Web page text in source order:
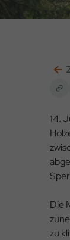
14.
Die
zu